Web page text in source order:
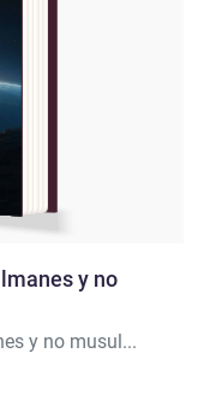
y no
y no musul...